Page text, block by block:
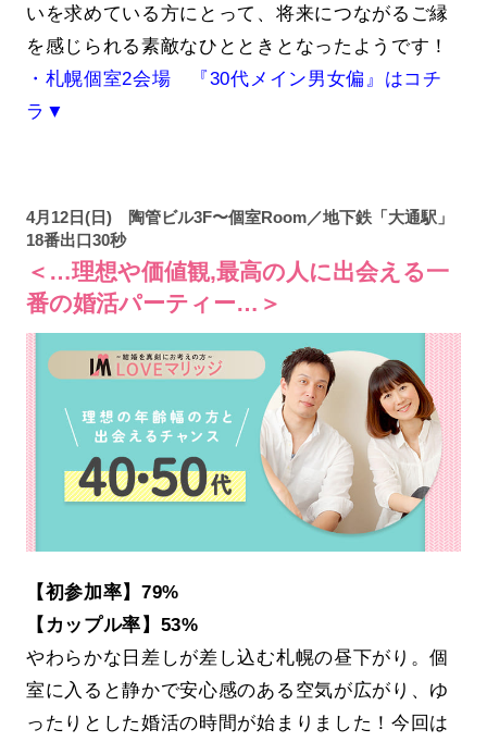
いを求めている方にとって、将来につながるご縁
を感じられる素敵なひとときとなったようです！
・札幌個室2会場 『30代メイン男女偏』はコチ
ラ▼
4月12日(日) 陶管ビル3F〜個室Room／地下鉄「大通駅」
18番出口30秒
＜…理想や価値観,最高の人に出会える一
番の婚活パーティー…＞
【初参加率】79%
【カップル率】53%
やわらかな日差しが差し込む札幌の昼下がり。個
室に入ると静かで安心感のある空気が広がり、ゆ
ったりとした婚活の時間が始まりました！今回は